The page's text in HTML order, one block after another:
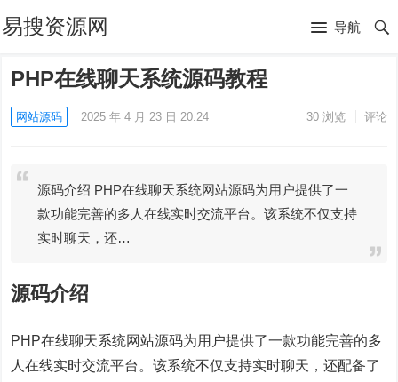
易搜资源网 导航
PHP在线聊天系统源码教程
网站源码 2025 年 4 月 23 日 20:24 30浏览 评论
源码介绍 PHP在线聊天系统网站源码为用户提供了一
款功能完善的多人在线实时交流平台。该系统不仅支持
实时聊天，还…
源码介绍
PHP在线聊天系统网站源码为用户提供了一款功能完善的多
人在线实时交流平台。该系统不仅支持实时聊天，还配备了